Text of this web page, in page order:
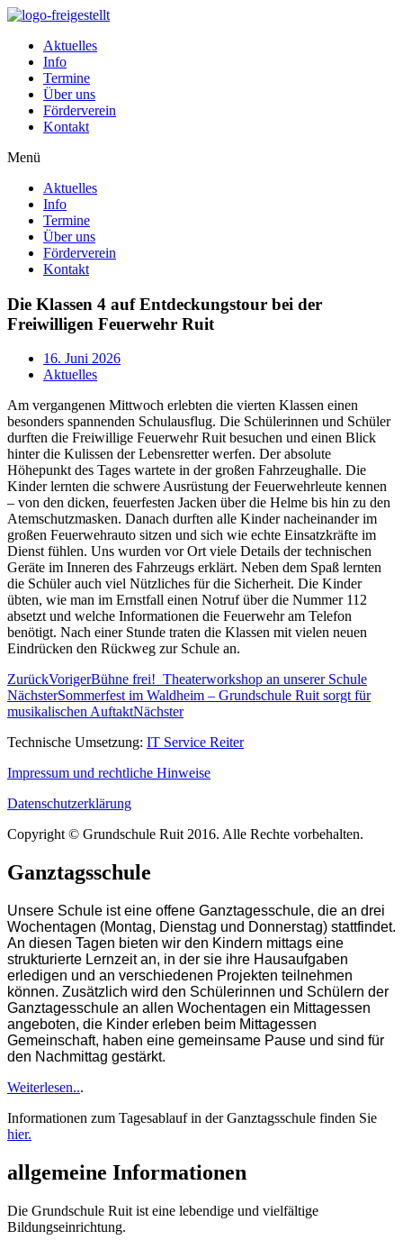
Zum
wechselnAktuelles
Info
Termine
Über uns
Förderverein
Kontakt
Menü
Aktuelles
Info
Termine
Über uns
Förderverein
Kontakt
Die Klassen 4 auf Entdeckungstour bei der
Freiwilligen Feuerwehr Ruit
16. Juni 2026
Aktuelles
Am vergangenen Mittwoch erlebten die vierten Klassen einen
besonders spannenden Schulausflug. Die Schülerinnen und Schüler
durften die Freiwillige Feuerwehr Ruit besuchen und einen Blick
hinter die Kulissen der Lebensretter werfen. Der absolute
Höhepunkt des Tages wartete in der großen Fahrzeughalle. Die
Kinder lernten die schwere Ausrüstung der Feuerwehrleute kennen
– von den dicken, feuerfesten Jacken über die Helme bis hin zu den
Atemschutzmasken. Danach durften alle Kinder nacheinander im
großen Feuerwehrauto sitzen und sich wie echte Einsatzkräfte im
Dienst fühlen. Uns wurden vor Ort viele Details der technischen
Geräte im Inneren des Fahrzeugs erklärt. Neben dem Spaß lernten
die Schüler auch viel Nützliches für die Sicherheit. Die Kinder
übten, wie man im Ernstfall einen Notruf über die Nummer 112
absetzt und welche Informationen die Feuerwehr am Telefon
benötigt. Nach einer Stunde traten die Klassen mit vielen neuen
Eindrücken den Rückweg zur Schule an.
ZurückVorigerBühne frei! Theaterworkshop an unserer Schule
NächsterSommerfest im Waldheim – Grundschule Ruit sorgt für
musikalischen AuftaktNächster
Technische Umsetzung: IT Service Reiter
Impressum und rechtliche Hinweise
Datenschutzerklärung
Copyright © Grundschule Ruit 2016. Alle Rechte vorbehalten.
Ganztagsschule
Unsere Schule ist eine offene Ganztagesschule, die an drei
Wochentagen (Montag, Dienstag und Donnerstag) stattfindet.
An diesen Tagen bieten wir den Kindern mittags eine
strukturierte Lernzeit an, in der sie ihre Hausaufgaben
erledigen und an verschiedenen Projekten teilnehmen
können. Zusätzlich wird den Schülerinnen und Schülern der
Ganztagesschule an allen Wochentagen ein Mittagessen
angeboten, die Kinder erleben beim Mittagessen
Gemeinschaft, haben eine gemeinsame Pause und sind für
den Nachmittag gestärkt.
Weiterlesen...
Informationen zum Tagesablauf in der Ganztagsschule finden Sie
hier.
allgemeine Informationen
Die Grundschule Ruit ist eine lebendige und vielfältige
Bildungseinrichtung.